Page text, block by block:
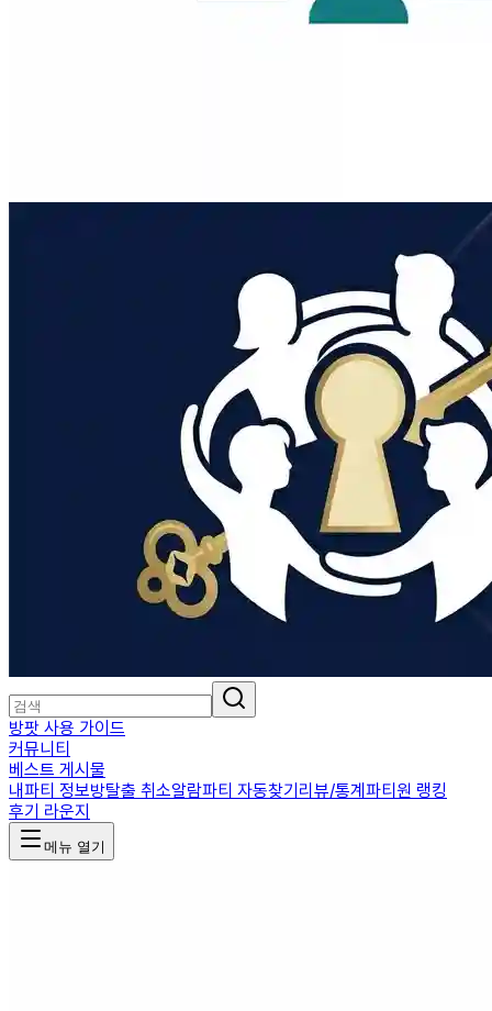
방팟 사용 가이드
커뮤니티
베스트 게시물
내파티 정보방탈출 취소알람파티 자동찾기리뷰/통계파티원 랭킹
후기 라운지
메뉴 열기